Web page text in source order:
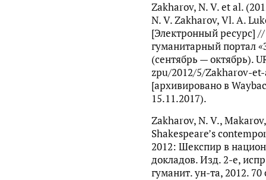
Zakharov, N. V. et al.
N. V. Zakharov, Vl. A.
[Электронный ресурс]
гуманитарный портал
(сентябрь — октябрь).
zpu/2012/5/Zakharov-
[архивировано в
15.11.2017).
Zakharov, N. V.,
Shakespeare’s
2012: Шекспир в
докладов. Изд. 2-е,
гуманит. ун-та, 2012. 70